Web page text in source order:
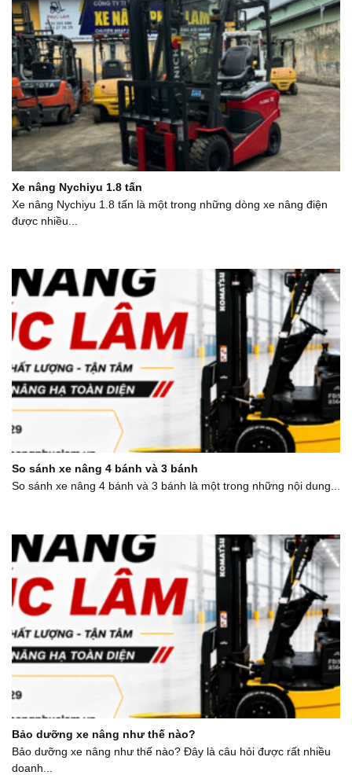
Xe nâng Nychiyu 1.8 tấn
Xe nâng Nychiyu 1.8 tấn là một trong những dòng xe nâng điện
được nhiều...
So sánh xe nâng 4 bánh và 3 bánh
So sánh xe nâng 4 bánh và 3 bánh là một trong những nội dung...
Bảo dưỡng xe nâng như thế nào?
Bảo dưỡng xe nâng như thế nào? Đây là câu hỏi được rất nhiều
doanh...